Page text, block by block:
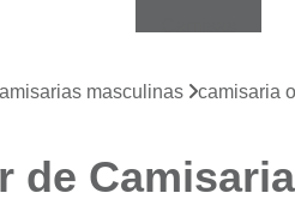
Camisas
masculinas camisaria
de